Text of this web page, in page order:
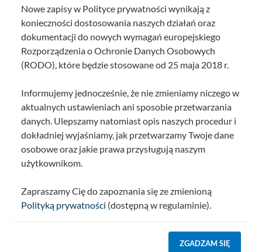
Nowe zapisy w Polityce prywatności wynikają z
konieczności dostosowania naszych działań oraz
dokumentacji do nowych wymagań europejskiego
Rozporządzenia o Ochronie Danych Osobowych
(RODO), które będzie stosowane od 25 maja 2018 r.
Informujemy jednocześnie, że nie zmieniamy niczego w
aktualnych ustawieniach ani sposobie przetwarzania
danych. Ulepszamy natomiast opis naszych procedur i
dokładniej wyjaśniamy, jak przetwarzamy Twoje dane
osobowe oraz jakie prawa przysługują naszym
użytkownikom.
Zapraszamy Cię do zapoznania się ze zmienioną
Polityką prywatności (dostępną w regulaminie).
ZGADZAM SIĘ